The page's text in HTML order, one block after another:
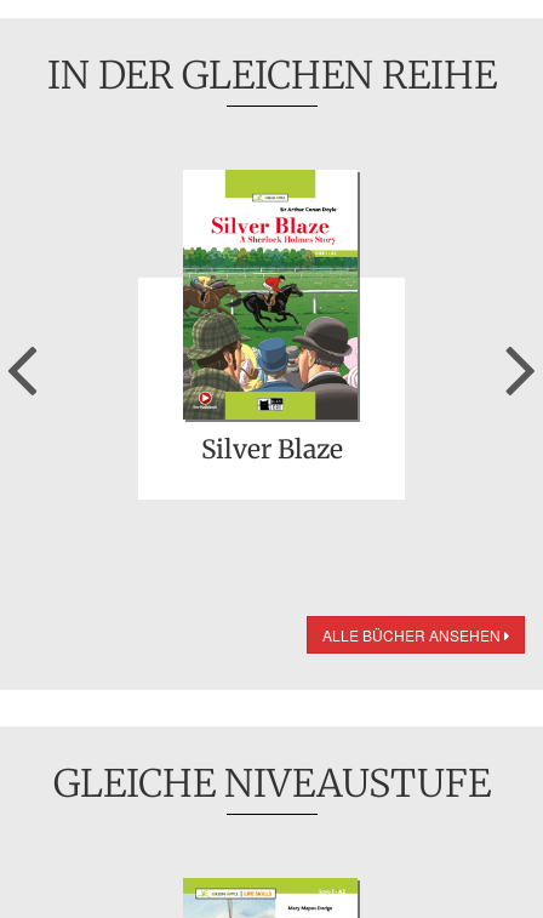
IN DER GLEICHEN REIHE
Silver Blaze
Previous
ALLE BÜCHER ANSEHEN
GLEICHE NIVEAUSTUFE